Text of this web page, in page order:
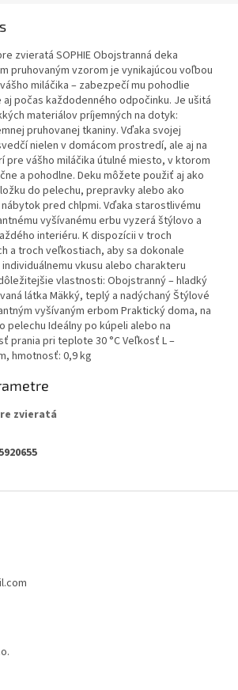
zvieratá SOPHIE Obojstranná deka
pruhovaným vzorom je vynikajúcou voľbou
miláčika – zabezpečí mu pohodlie
počas každodenného odpočinku. Je ušitá
materiálov príjemných na dotyk:
pruhovanej tkaniny. Vďaka svojej
nielen v domácom prostredí, ale aj na
pre vášho miláčika útulné miesto, v ktorom
a pohodlne. Deku môžete použiť aj ako
do pelechu, prepravky alebo ako
pred chlpmi. Vďaka starostlivému
vyšívanému erbu vyzerá štýlovo a
interiéru. K dispozícii v troch
a troch veľkostiach, aby sa dokonale
vkusu alebo charakteru
vlastnosti: Obojstranný – hladký
látka Mäkký, teplý a nadýchaný Štýlové
vyšívaným erbom Praktický doma, na
pelechu Ideálny po kúpeli alebo na
prania pri teplote 30 °C Veľkosť L –
hmotnosť: 0,9 kg
zvieratá